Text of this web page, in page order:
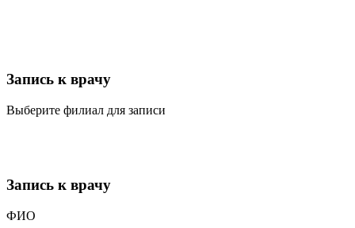
Запись к врачу
Выберите филиал для записи
Запись к врачу
ФИО